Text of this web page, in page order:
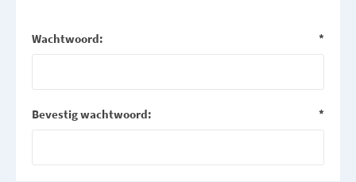
Wachtwoord: *
Bevestig wachtwoord: *